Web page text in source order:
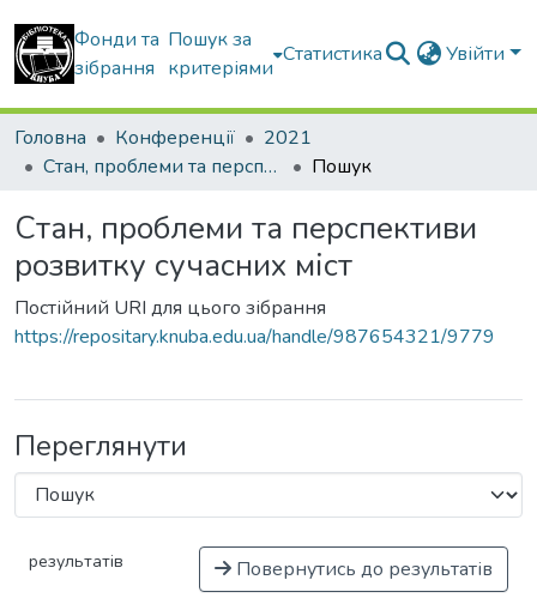
Фонди та
зібрання
Пошук за
критеріями
Статистика Увійти
Головна Конференції
2021
Стан, проблеми та перспективи розвитку сучасних міст
Пошук
Стан, проблеми та перспективи
розвитку сучасних міст
Постійний URI для цього зібрання
https://repositary.knuba.edu.ua/handle/987654321/9779
Переглянути
результатів Повернутись до результатів